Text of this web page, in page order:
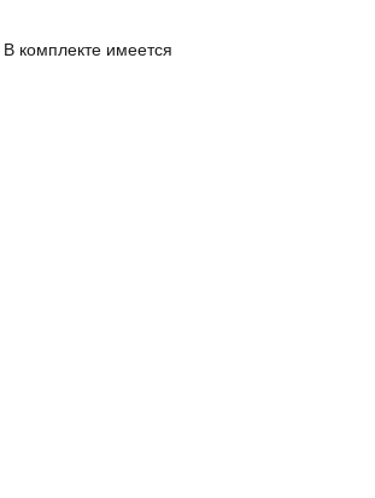
комплекте имеется